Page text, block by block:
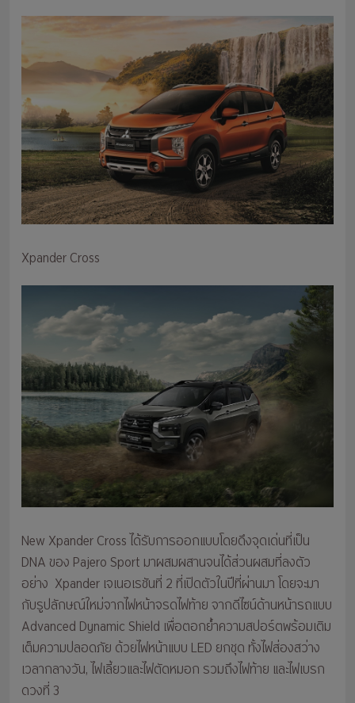
Xpander Cross
New Xpander Cross ได้รับการออกแบบโดยดึงจุดเด่นที่เป็น
DNA ของ Pajero Sport มาผสมผสานจนได้ส่วนผสมที่ลงตัว
อย่าง Xpander เจเนอเรชันที่ 2 ที่เปิดตัวในปีที่ผ่านมา โดยจะมา
กับรูปลักษณ์ใหม่จากไฟหน้าจรดไฟท้าย จากดีไซน์ด้านหน้ารถแบบ
Advanced Dynamic Shield เพื่อตอกย้ำความสปอร์ตพร้อมเติม
เต็มความปลอดภัย ด้วยไฟหน้าแบบ LED ยกชุด ทั้งไฟส่องสว่าง
เวลากลางวัน, ไฟเลี้ยวและไฟตัดหมอก รวมถึงไฟท้าย และไฟเบรก
ดวงที่ 3